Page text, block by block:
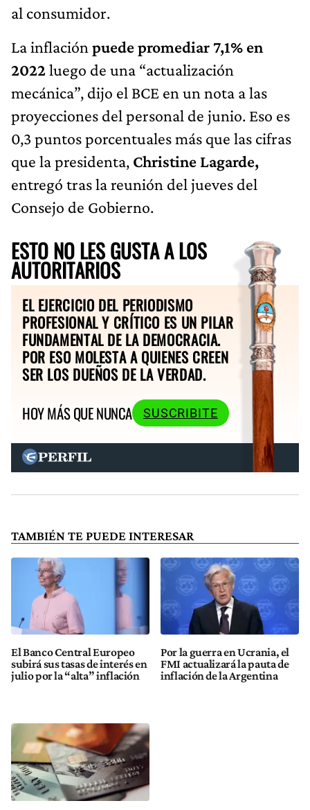
al consumidor.
La inflación puede promediar 7,1% en
2022luego de una “actualización
mecánica”, dijo el BCE en un nota a las
proyecciones del personal de junio. Eso es
0,3 puntos porcentuales más que las cifras
que la presidenta, Christine Lagarde,
entregó tras la reunión del jueves del
Consejo de Gobierno.
ESTO NO LES GUSTA A LOS
AUTORITARIOS
EL EJERCICIO DEL PERIODISMO
PROFESIONAL Y CRÍTICO ES UN PILAR
FUNDAMENTAL DE LA DEMOCRACIA.
POR ESO MOLESTA A QUIENES CREEN
SER LOS DUEÑOS DE LA VERDAD.
HOY MÁS QUE NUNCA
SUSCRIBITE
TAMBIÉN TE PUEDE INTERESAR
El Banco Central Europeo
subirá sus tasas de interés en
julio por la “alta” inflación
Por la guerra en Ucrania, el
FMI actualizará la pauta de
inflación de la Argentina